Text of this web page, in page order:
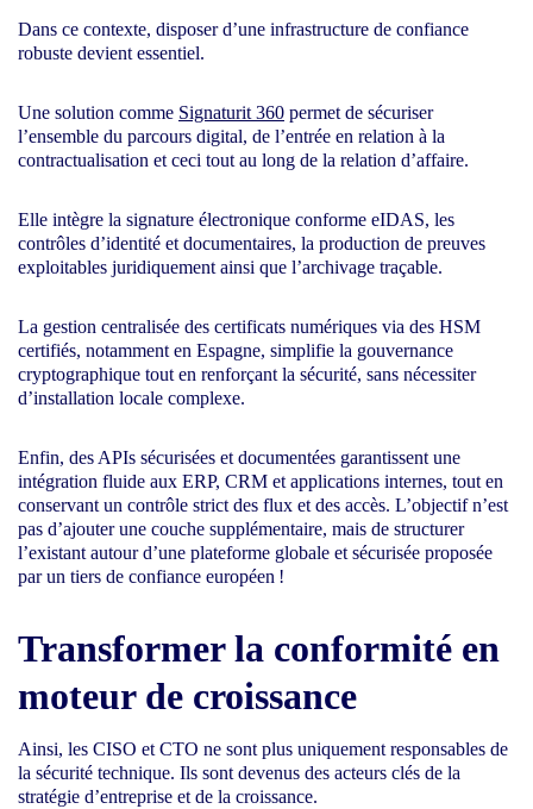
Dans ce contexte, disposer d’une infrastructure de confiance
robuste devient essentiel.
Une solution comme Signaturit 360 permet de sécuriser
l’ensemble du parcours digital, de l’entrée en relation à la
contractualisation et ceci tout au long de la relation d’affaire.
Elle intègre la signature électronique conforme eIDAS, les
contrôles d’identité et documentaires, la production de preuves
exploitables juridiquement ainsi que l’archivage traçable.
La gestion centralisée des certificats numériques via des HSM
certifiés, notamment en Espagne, simplifie la gouvernance
cryptographique tout en renforçant la sécurité, sans nécessiter
d’installation locale complexe.
Enfin, des APIs sécurisées et documentées garantissent une
intégration fluide aux ERP, CRM et applications internes, tout en
conservant un contrôle strict des flux et des accès. L’objectif n’est
pas d’ajouter une couche supplémentaire, mais de structurer
l’existant autour d’une plateforme globale et sécurisée proposée
par un tiers de confiance européen !
Transformer la conformité en
moteur de croissance
Ainsi, les CISO et CTO ne sont plus uniquement responsables de
la sécurité technique. Ils sont devenus des acteurs clés de la
stratégie d’entreprise et de la croissance.